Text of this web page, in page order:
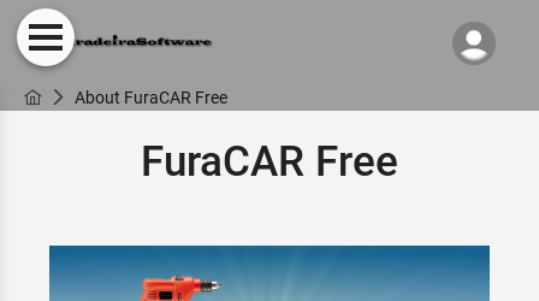
About FuraCAR Free
FuraCAR Free